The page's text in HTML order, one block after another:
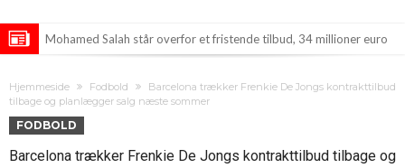
Mohamed Salah står overfor et fristende tilbud, 34 millioner euro
Diletta Leotta viser sommersiden frem i trendy bikini!
Hjemmeside Fodbold
Barcelona trækker Frenkie De Jongs kontrakttilbud
tilbage og planlægger salg næste sommer
FODBOLD
Barcelona trækker Frenkie De Jongs kontrakttilbud tilbage og